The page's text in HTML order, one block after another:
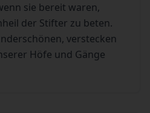
sie bereit waren,
der Stifter zu beten.
verstecken
Höfe und Gänge